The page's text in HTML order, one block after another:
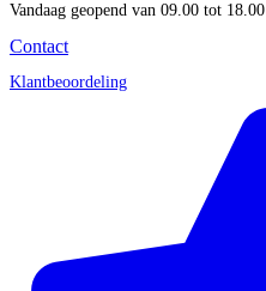
Vandaag geopend van 09.00 tot 18.00
Contact
Klantbeoordeling